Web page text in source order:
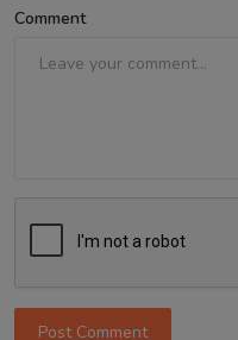
Comment
Post Comment